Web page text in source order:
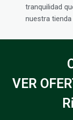
tranquilidad
nuestra tienda
VER